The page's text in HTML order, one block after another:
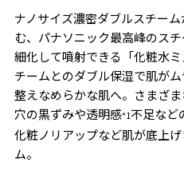
ナノサイズ濃密ダブルスチー
む、パナソニック最高峰のス
細化して噴射できる「化粧水
チームとのダブル保湿で肌が
整えなめらかな肌へ。さまざ
穴の黒ずみや透明感*1不足など
化粧ノリアップなど肌が底上
ム。